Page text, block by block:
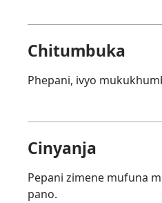
Chitumbuka
Phepani, ivyo
Cinyanja
Pepani zimene mufuna
pano.